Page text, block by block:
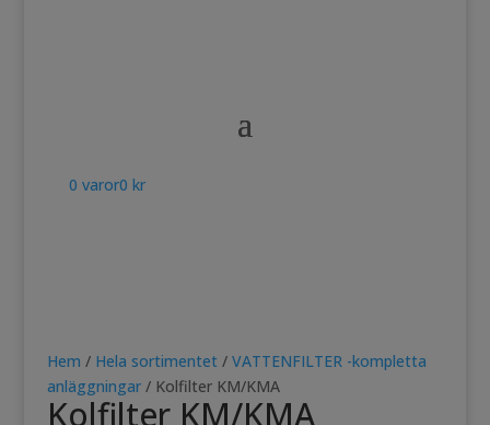
0 varor0 kr
Hem / Hela sortimentet / VATTENFILTER -kompletta
anläggningar/ Kolfilter KM/KMA
Kolfilter KM/KMA